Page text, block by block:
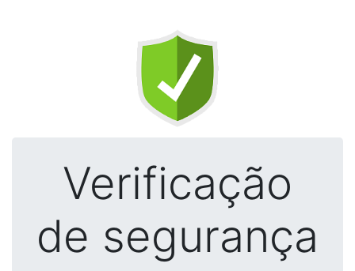
Verificação
de segurança